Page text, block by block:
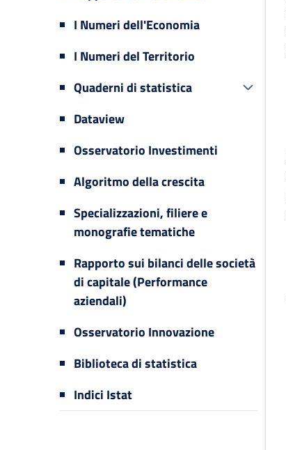
I Numeri dell'Economia
I Numeri del Territorio
Quaderni di statistica
Dataview
Osservatorio Investimenti
Algoritmo della crescita
Specializzazioni, filiere e
monografie tematiche
Rapporto sui bilanci delle società
di capitale (Performance
aziendali)
Osservatorio Innovazione
Biblioteca di statistica
Indici Istat